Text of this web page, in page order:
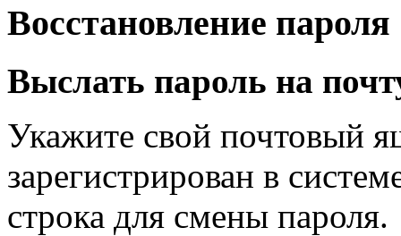
Восстановление пароля
Выслать пароль на
Укажите свой почтовый
зарегистрирован в
строка для смены пароля.